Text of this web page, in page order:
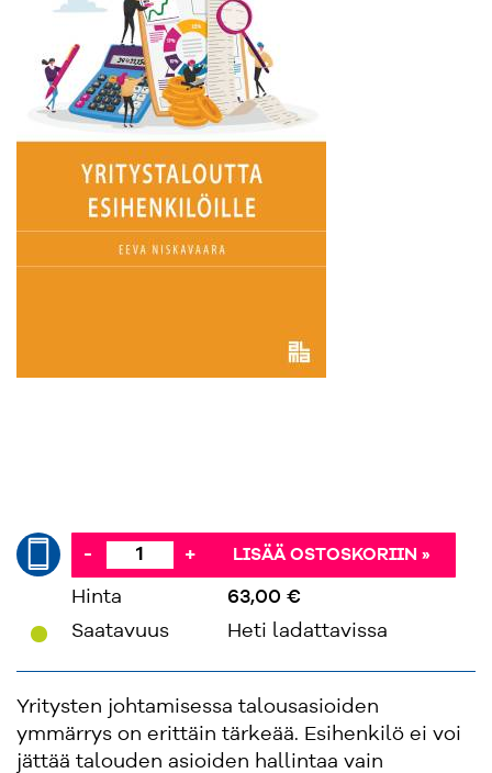
- + LISÄÄ OSTOSKORIIN »
Hinta
63,00 €
Saatavuus
Heti ladattavissa
Yritysten johtamisessa talousasioiden
ymmärrys on erittäin tärkeää. Esihenkilö ei voi
jättää talouden asioiden hallintaa vain